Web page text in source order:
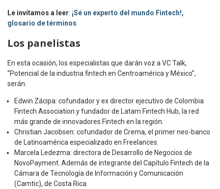
Le invitamos a leer: ¡Sé un experto del mundo Fintech!,
glosario de términos
Los panelistas
En esta ocasión, los especialistas que darán voz a VC Talk,
“Potencial de la industria fintech en Centroamérica y México”,
serán:
​Edwin Zácipa: cofundador y ex director ejecutivo de Colombia
Fintech Association y fundador de Latam Fintech Hub, la red
más grande de innovadores Fintech en la región.
​Christian Jacobsen: cofundador de Crema, el primer neo-banco
de Latinoamérica especializado en Freelances.
​Marcela Ledezma: directora de Desarrollo de Negocios de
NovoPayment. Además de integrante del Capítulo Fintech de la
Cámara de Tecnología de Información y Comunicación
(Camtic), de Costa Rica.